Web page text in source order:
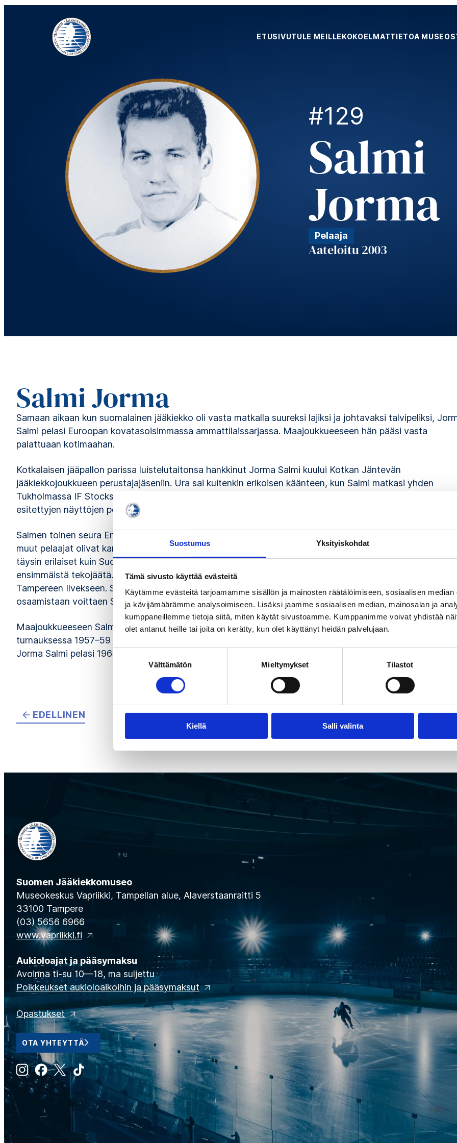
Suostumus Yksityiskohdat
Tämä sivusto käyttää evästeitä
Käytämme evästeitä tarjoamamme sisällön ja mainosten räätälöimiseen, sosiaalisen
ja kävijämäärämme analysoimiseen. Lisäksi jaamme sosiaalisen median, mainosalan ja
kumppaneillemme tietoja siitä, miten käytät sivustoamme. Kumppanimme voivat yhdistää
olet antanut heille tai joita on kerätty, kun olet käyttänyt heidän palvelujaan.
Suostumuksen
Välttämätön Mieltymykset Tilastot
Kiellä Salli valinta
Jääkiekkomuseo – Hockey Hall of Fame Finland ETUSIVUTULE MEILLEKOKOELMATTIETOA
#129
Salmi
Jorma
Pelaaja
Aateloitu 2003
Salmi Jorma
Samaan aikaan kun suomalainen jääkiekko oli vasta matkalla suureksi lajiksi ja johtavaksi talvipeliksi,
Salmi pelasi Euroopan kovatasoisimmassa ammattilaissarjassa. Maajoukkueeseen hän pääsi vasta
palattuaan kotimaahan.
Kotkalaisen jääpallon parissa luistelutaitonsa hankkinut Jorma Salmi kuului Kotkan Jäntevän
jääkiekkojoukkueen perustajajäseniin. Ura sai kuitenkin erikoisen käänteen, kun Salmi matkasi yhden
Tukholmassa IF Stocksundin riveissä pelatun kauden jälkeen Britanniaan. Siellä hän päätyi kesäsarjassa
esitettyjen näyttöjen perusteella Brighton Tigers -ammattilaisjoukkueeseen kaudeksi 1954/55.
Salmen toinen seura Englannissa oli Nottingham Panthers syyskauden 1955/56. Englannin
muut pelaajat olivat kanadalaisia, joukossa muutama kiintiöbritti. Olosuhteet olivat luonnollisesti myös
täysin erilaiset kuin Suomessa: kaikki ottelut pelattiin halleissa, kun Suomessa vasta suunniteltiin
ensimmäistä tekojäätä. Työluvan mentyä umpeen vuoden 1955 päättyessä Salmi palasi Suomen ja siirtyi
Tampereen Ilvekseen. Seuraavan kevään totuttelun jälkeen ”Gerry” Salmi näytti ammattimaista
osaamistaan voittaen SM-sarjan pistetilaston kolmesti peräkkäin 1957–59.
Maajoukkueeseen Salmi liittyi palattuaan Suomeen. Hän esiintyi Leijona-paidassa kolmessa MM-
turnauksessa 1957–59 ja amatöörioikeudet takaisin saaneena myös Squaw Valleyn olympiakisoissa
Jorma Salmi pelasi 1960-luvulla vielä Ruotsissa ja työtehtävien myötä myös USA:ssa.
EDELLINEN SEURAAVA
Suomen Jääkiekkomuseo
Museokeskus Vapriikki, Tampellan alue, Alaverstaanraitti 5
33100 Tampere
(03) 5656 6966
www.vapriikki.fi
Aukioloajat ja pääsymaksu
Avoinna ti-su 10—18, ma suljettu
Poikkeukset aukioloaikoihin ja pääsymaksut
Opastukset
OTA YHTEYTTÄ
Instagram
Facebook
X Tiktok